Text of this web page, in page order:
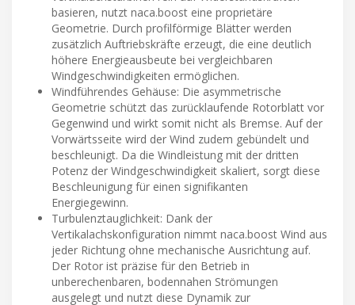
basieren, nutzt naca.boost eine proprietäre
Geometrie. Durch profilförmige Blätter werden
zusätzlich Auftriebskräfte erzeugt, die eine deutlich
höhere Energieausbeute bei vergleichbaren
Windgeschwindigkeiten ermöglichen.
Windführendes Gehäuse: Die asymmetrische
Geometrie schützt das zurücklaufende Rotorblatt vor
Gegenwind und wirkt somit nicht als Bremse. Auf der
Vorwärtsseite wird der Wind zudem gebündelt und
beschleunigt. Da die Windleistung mit der dritten
Potenz der Windgeschwindigkeit skaliert, sorgt diese
Beschleunigung für einen signifikanten
Energiegewinn.
Turbulenztauglichkeit: Dank der
Vertikalachskonfiguration nimmt naca.boost Wind aus
jeder Richtung ohne mechanische Ausrichtung auf.
Der Rotor ist präzise für den Betrieb in
unberechenbaren, bodennahen Strömungen
ausgelegt und nutzt diese Dynamik zur